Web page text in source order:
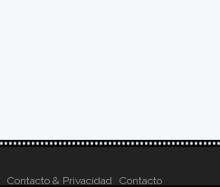
Contacto & Privacidad Contacto